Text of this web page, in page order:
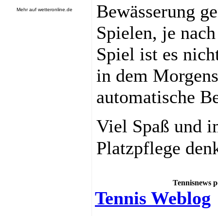
Mehr aufwetteronline.de
Bewässerung
Spielen, je
Spiel ist es
in dem
automatische
Viel Spaß und
Platzpflege
Tennisnews
Tennis Weblog